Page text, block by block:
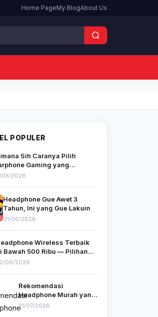
Home PageMy BlogAbout Us
POPULER
Sih Caranya Pilih
Gaming yang
Bagus? Pengalaman
05/2026
Headphone Gue Awet 3
Tahun, Ini yang Gue Lakuin
01/06/2026
Wireless Terbaik
Bawah 500 Ribu — Pilihan
yang Benar-Benar Pakai
06/2026
Rekomendasi
Headphone Murah yang
Suaranya Bikin Kamu
Nggak Nyangka
21/07/2026